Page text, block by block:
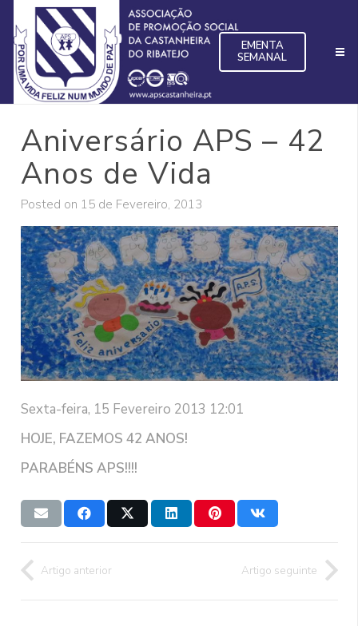
EMENTA
SEMANAL
Aniversário APS – 42
Anos de Vida
Posted on 15 de Fevereiro, 2013
Sexta-feira, 15 Fevereiro 2013 12:01
HOJE, FAZEMOS 42 ANOS!
PARABÉNS APS!!!!
Artigo anterior Artigo seguinte